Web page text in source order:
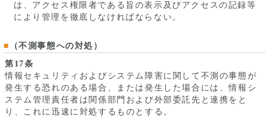
は、アクセス権限者である旨の表示及びアクセスの記録等
により管理を徹底しなければならない。
（不測事態への対処）
第17条
情報セキュリティおよびシステム障害に関して不測の事態が
発生する恐れのある場合、または発生した場合には、情報シ
ステム管理責任者は関係部門および外部委託先と連携をと
り、これに迅速に対処するものとする。